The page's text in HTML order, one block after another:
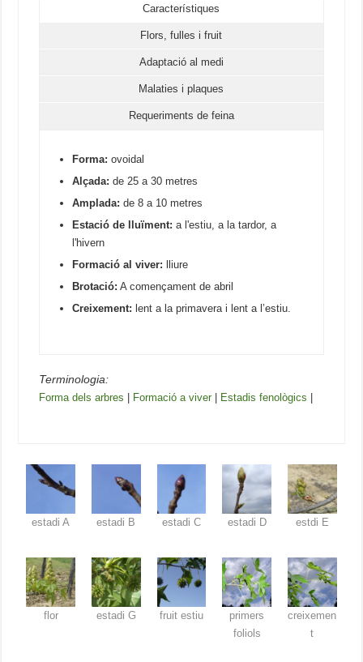
Característiques
Flors, fulles i fruit
Adaptació al medi
Malaties i plaques
Requeriments de feina
Forma: ovoidal
Alçada: de 25 a 30 metres
Amplada: de 8 a 10 metres
Estació de lluïment: a l'estiu, a la tardor, a
l'hivern
Formació al viver: lliure
Brotació: A començament de abril
Creixement: lent a la primavera i lent a l’estiu.
Terminologia:
Forma dels arbres Formació a viver Estadis fenològics
estadi A estadi B estadi C estadi D estdi E
flor estadi G fruit estiu
primers
foliols
creixemen
t